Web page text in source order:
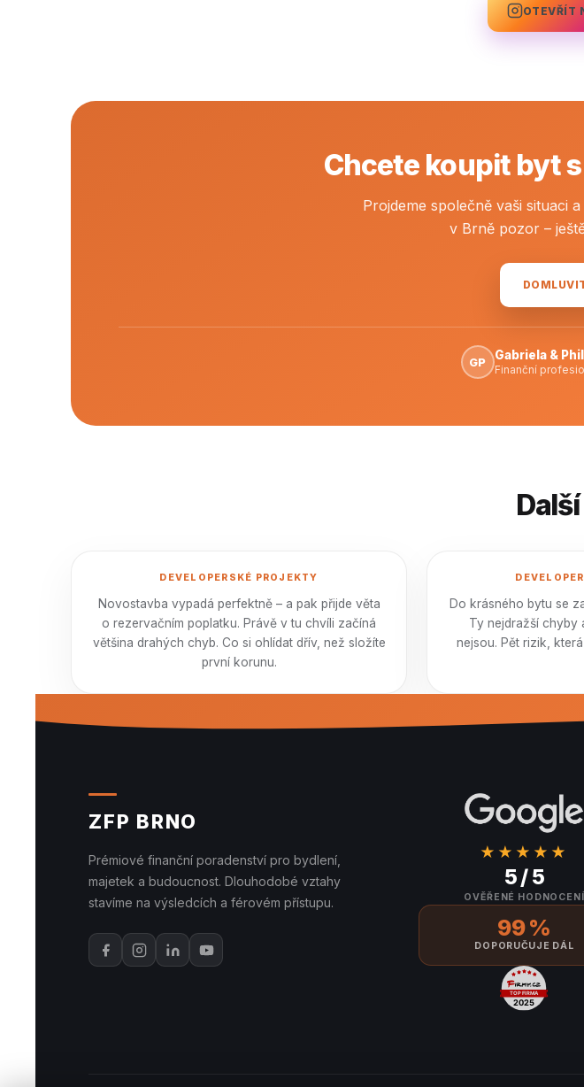
OTEVŘÍT
Chcete koupit byt
Projdeme společně vaši situaci
v Brně pozor –
GP Gabriela &
Finanční
DEVELOPERSKÉ PROJEKTY
Novostavba vypadá perfektně – a pak přijde věta
o rezervačním poplatku. Právě v tu chvíli začíná
většina drahých chyb. Co si ohlídat dřív, než složíte
první korunu.
Do krásného bytu se
Ty nejdražší chyby
nejsou. Pět rizik,
ZFP BRNO
Prémiové finanční poradenství pro bydlení,
majetek a budoucnost. Dlouhodobé vztahy
stavíme na výsledcích a férovém přístupu.
★★★★★
5 / 5
OVĚŘENÉ HODNOCENÍ
99 %
DOPORUČUJE DÁL